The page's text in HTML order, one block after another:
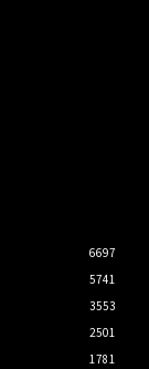
6697
5741
3553
2501
1781